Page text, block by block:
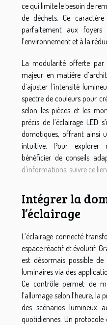
ce qui limite le besoin de
de déchets. Ce caractère
parfaitement aux foyers
l’environnement et à la
La modularité offerte
majeur en matière
d’ajuster l’intensité
spectre de couleurs pour
selon les pièces et les
précis de l’éclairage LED
domotiques, offrant ainsi
intuitive. Pour explorer
bénéficier de conseils
d'informations, suivre ce lien
Intégrer la
l’éclairage
L’éclairage connecté
espace réactif et évolutif.
est désormais possible
luminaires via des
Ce contrôle permet de
l’allumage selon l’heure, la
des scénarios lumineux
quotidiennes. Un